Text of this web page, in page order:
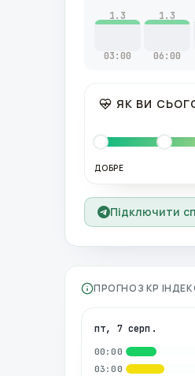
1.3
03:00
1.3
06:00
ЯК ВИ
ДОБРЕ
Підключити
ПРОГНОЗ KP
пт, 7 серп.
00:00
03:00